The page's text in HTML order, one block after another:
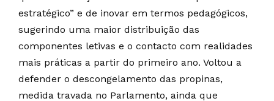
estratégico” e de inovar em termos pedagógicos,
sugerindo uma maior distribuição das
componentes letivas e o contacto com realidades
mais práticas a partir do primeiro ano. Voltou a
defender o descongelamento das propinas,
medida travada no Parlamento, ainda que